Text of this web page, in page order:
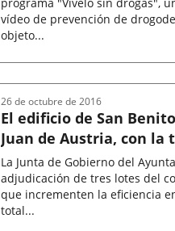
programa "Vívelo sin drogas",
vídeo de prevención de
objeto...
El edificio de San
Juan de Austria, con la
La Junta de Gobierno del
adjudicación de tres lotes del
que incrementen la eficiencia
total...
26 de octubre de 2016